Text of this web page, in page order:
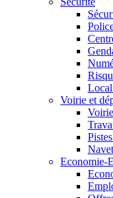
Voirie et
Economie-